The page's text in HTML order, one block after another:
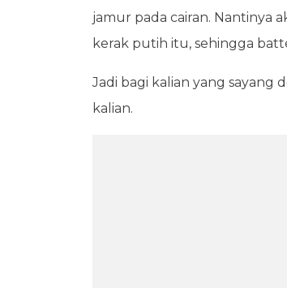
jamur pada cairan. Nantinya
kerak putih itu, sehingga
Jadi bagi kalian yang sayang
kalian.